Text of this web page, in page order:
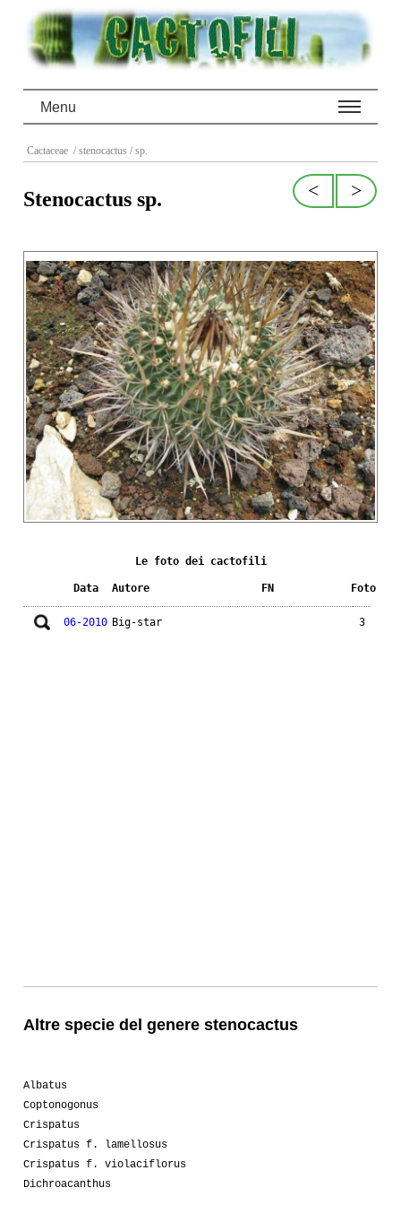
Menu
Cactaceae / stenocactus / sp.
>
<
Stenocactus sp.
Le foto dei cactofili
Data Autore FN Foto
06-2010 Big-star 3
Altre specie del genere stenocactus
Albatus
Coptonogonus
Crispatus
Crispatus f. lamellosus
Crispatus f. violaciflorus
Dichroacanthus